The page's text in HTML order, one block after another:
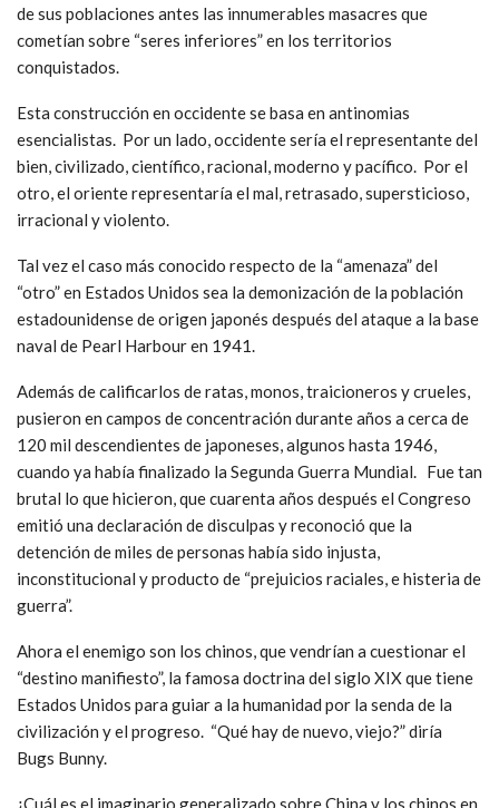
de sus poblaciones antes las innumerables masacres que
cometían sobre “seres inferiores” en los territorios
conquistados.
Esta construcción en occidente se basa en antinomias
esencialistas. Por un lado, occidente sería el representante del
bien, civilizado, científico, racional, moderno y pacífico. Por el
otro, el oriente representaría el mal, retrasado, supersticioso,
irracional y violento.
Tal vez el caso más conocido respecto de la “amenaza” del
“otro” en Estados Unidos sea la demonización de la población
estadounidense de origen japonés después del ataque a la base
naval de Pearl Harbour en 1941.
Además de calificarlos de ratas, monos, traicioneros y crueles,
pusieron en campos de concentración durante años a cerca de
120 mil descendientes de japoneses, algunos hasta 1946,
cuando ya había finalizado la Segunda Guerra Mundial. Fue tan
brutal lo que hicieron, que cuarenta años después el Congreso
emitió una declaración de disculpas y reconoció que la
detención de miles de personas había sido injusta,
inconstitucional y producto de “prejuicios raciales, e histeria de
guerra”.
Ahora el enemigo son los chinos, que vendrían a cuestionar el
“destino manifiesto”, la famosa doctrina del siglo XIX que tiene
Estados Unidos para guiar a la humanidad por la senda de la
civilización y el progreso. “Qué hay de nuevo, viejo?” diría
Bugs Bunny.
¿Cuál es el imaginario generalizado sobre China y los chinos en